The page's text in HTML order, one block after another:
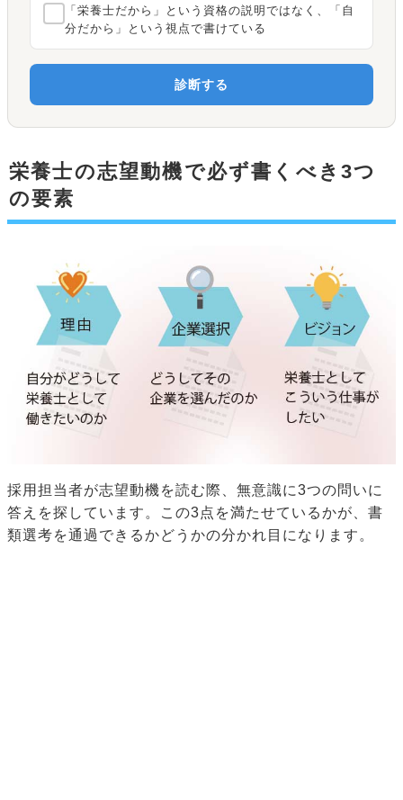
「栄養士だから」という資格の説明ではなく、「自
分だから」という視点で書けている
診断する
栄養士の志望動機で必ず書くべき3つ
の要素
採用担当者が志望動機を読む際、無意識に3つの問いに
答えを探しています。この3点を満たせているかが、書
類選考を通過できるかどうかの分かれ目になります。